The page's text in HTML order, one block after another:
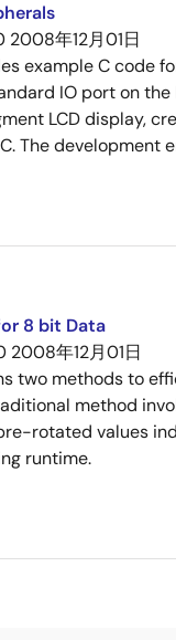
2008年12月01日
example C code
IO port on
LCD display,
The
8 bit Data
2008年12月01日
two methods to
method
rotated values
runtime.